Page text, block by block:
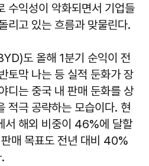
수익성이 악화되면서 기업들
리고 있는 흐름과 맞물린다.
도 올해 1분기 순익이 전
토막 나는 등 실적 둔화가 장
디는 중국 내 판매 둔화를 상
적극 공략하는 모습이다. 현
서 해외 비중이 46%에 달할
매 목표도 전년 대비 40%